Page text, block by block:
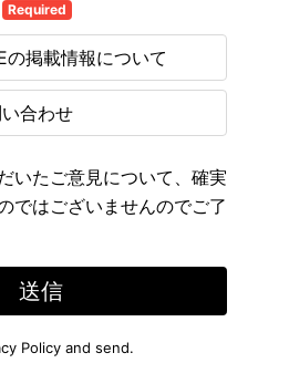
Required
の掲載情報について
合わせ
いたご意見について、確実
ではございませんのでご了
送信
Policy and send.